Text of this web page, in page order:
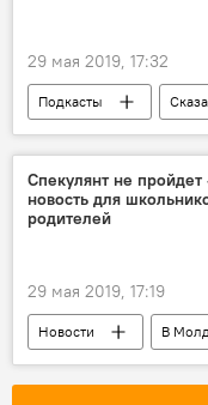
29 мая 2019, 17:32
Подкасты
Игорь Додон
торгово-экономическое
ЕАЭС: первый юбилей и
Спекулянт не
новость для
родителей
29 мая 2019, 17:19
Новости В
школьники